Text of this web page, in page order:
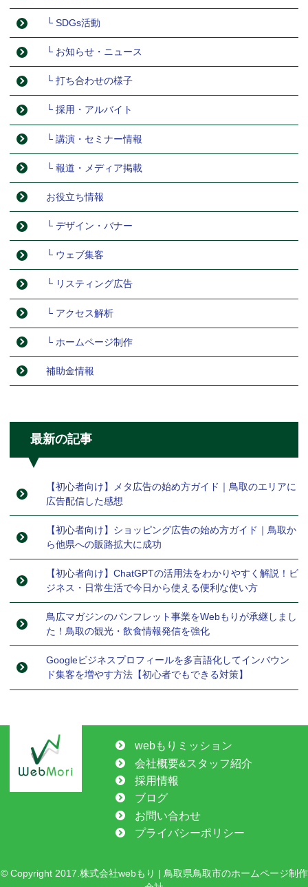
└ SDGs活動
└ お知らせ・ニュース
└ 打ち合わせの様子
└ 採用・アルバイト
└ 講演・セミナー情報
└ 報道・メディア掲載
お役立ち情報
└ デザイン・バナー
└ ウェブ集客
└ リスティング広告
└ アクセス解析
└ ホームページ制作
補助金情報
最新の記事
【初心者向け】メタ広告の始め方ガイド｜鳥取のエリアに
広告配信した感想
【初心者向け】ショッピング広告の始め方ガイド｜鳥取か
ら他県への販路拡大に成功
【初心者向け】ChatGPTの活用法をわかりやすく解説！ビ
ジネス・日常生活で今日から使える便利な使い方
鳥広マガジンのパンフレット事業をWebもりが承継しまし
た！鳥取の観光・飲食情報発信を強化
Googleビジネスプロフィールを多言語化してインバウン
ド集客を増やす方法【初心者でもできる対策】
webもりミッション
会社概要&スタッフ紹介
採用情報
ブログ
お問い合わせ
プライバシーポリシー
© Copyright 2017.株式会社webもり | 鳥取県鳥取市のホームページ制作